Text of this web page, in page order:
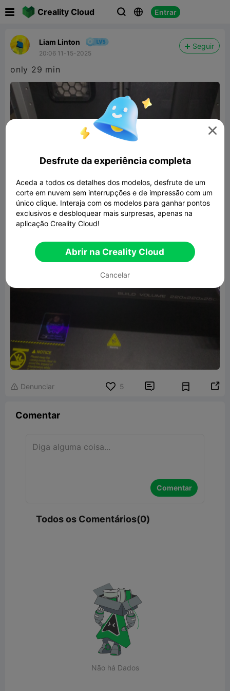
Creality Cloud   Entrar
Liam Linton
20:06 11-15-2025
Seguir
only 29 min
 Denunciar 5  
Comentar
Comentar
Todos os Comentários(0)
Não há Dados

Desfrute da experiência completa
Aceda a todos os detalhes dos modelos, desfrute de um
corte em nuvem sem interrupções e de impressão com um
único clique. Interaja com os modelos para ganhar pontos
exclusivos e desbloquear mais surpresas, apenas na
aplicação Creality Cloud!
Abrir na Creality Cloud
Cancelar